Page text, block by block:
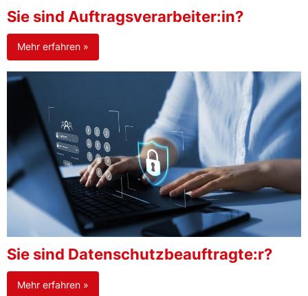
Sie sind Auftragsverarbeiter:in?
Mehr erfahren »
Sie sind Datenschutzbeauftragte:r?
Mehr erfahren »